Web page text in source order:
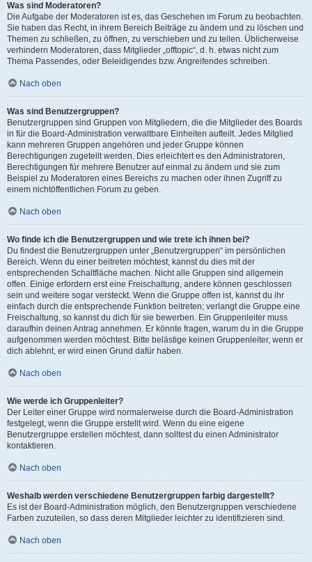
Was sind Moderatoren?
Die Aufgabe der Moderatoren ist es, das Geschehen im Forum zu beobachten.
Sie haben das Recht, in ihrem Bereich Beiträge zu ändern und zu löschen und
Themen zu schließen, zu öffnen, zu verschieben und zu teilen. Üblicherweise
verhindern Moderatoren, dass Mitglieder „offtopic“, d. h. etwas nicht zum
Thema Passendes, oder Beleidigendes bzw. Angreifendes schreiben.
Nach oben
Was sind Benutzergruppen?
Benutzergruppen sind Gruppen von Mitgliedern, die die Mitglieder des Boards
in für die Board-Administration verwaltbare Einheiten aufteilt. Jedes Mitglied
kann mehreren Gruppen angehören und jeder Gruppe können
Berechtigungen zugeteilt werden. Dies erleichtert es den Administratoren,
Berechtigungen für mehrere Benutzer auf einmal zu ändern und sie zum
Beispiel zu Moderatoren eines Bereichs zu machen oder ihnen Zugriff zu
einem nichtöffentlichen Forum zu geben.
Nach oben
Wo finde ich die Benutzergruppen und wie trete ich ihnen bei?
Du findest die Benutzergruppen unter „Benutzergruppen“ im persönlichen
Bereich. Wenn du einer beitreten möchtest, kannst du dies mit der
entsprechenden Schaltfläche machen. Nicht alle Gruppen sind allgemein
offen. Einige erfordern erst eine Freischaltung, andere können geschlossen
sein und weitere sogar versteckt. Wenn die Gruppe offen ist, kannst du ihr
einfach durch die entsprechende Funktion beitreten; verlangt die Gruppe eine
Freischaltung, so kannst du dich für sie bewerben. Ein Gruppenleiter muss
daraufhin deinen Antrag annehmen. Er könnte fragen, warum du in die Gruppe
aufgenommen werden möchtest. Bitte belästige keinen Gruppenleiter, wenn er
dich ablehnt, er wird einen Grund dafür haben.
Nach oben
Wie werde ich Gruppenleiter?
Der Leiter einer Gruppe wird normalerweise durch die Board-Administration
festgelegt, wenn die Gruppe erstellt wird. Wenn du eine eigene
Benutzergruppe erstellen möchtest, dann solltest du einen Administrator
kontaktieren.
Nach oben
Weshalb werden verschiedene Benutzergruppen farbig dargestellt?
Es ist der Board-Administration möglich, den Benutzergruppen verschiedene
Farben zuzuteilen, so dass deren Mitglieder leichter zu identifizieren sind.
Nach oben